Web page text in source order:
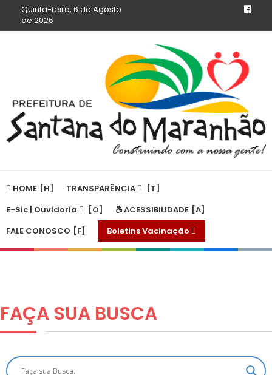
Quinta-feira, 6 de Agosto
de 2026
HOME
TRANSPARÊNCIA
E-Sic | Ouvidoria
ACESSIBILIDADE
FALE CONOSCO
Boletins Vacinação
FAÇA SUA BUSCA